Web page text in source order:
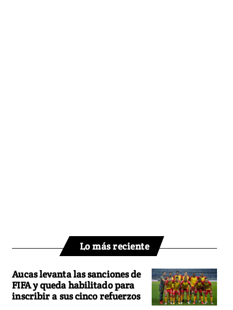
Lo más reciente
Aucas levanta las sanciones de
FIFA y queda habilitado para
inscribir a sus cinco refuerzos